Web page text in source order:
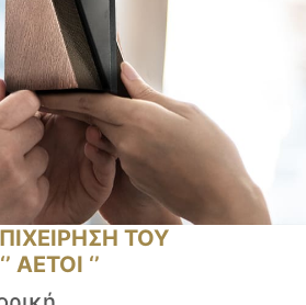
ΤΟΥ
ΑΕΤΟΙ ‘’